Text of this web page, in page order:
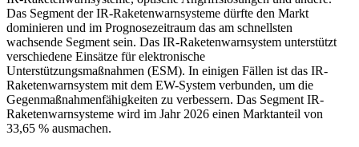
Das Segment der IR-Raketenwarnsysteme dürfte den Markt
dominieren und im Prognosezeitraum das am schnellsten
wachsende Segment sein. Das IR-Raketenwarnsystem unterstützt
verschiedene Einsätze für elektronische
Unterstützungsmaßnahmen (ESM). In einigen Fällen ist das IR-
Raketenwarnsystem mit dem EW-System verbunden, um die
Gegenmaßnahmenfähigkeiten zu verbessern. Das Segment IR-
Raketenwarnsysteme wird im Jahr 2026 einen Marktanteil von
33,65 % ausmachen.